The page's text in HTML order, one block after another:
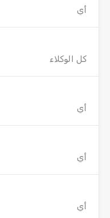
أي
كل الوكلاء